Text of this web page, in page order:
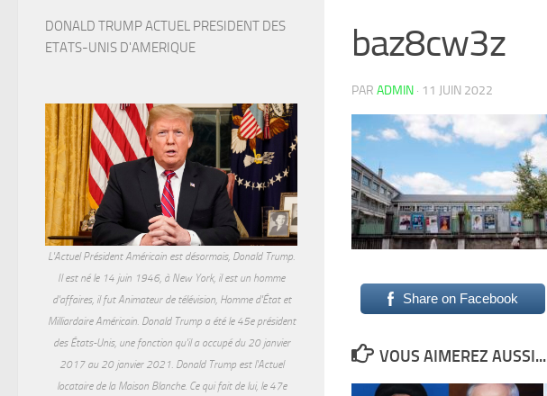
baz8cw3z
PAR ADMIN · 11 JUIN 2022
Share on Facebook
VOUS AIMEREZ AUSSI...
DONALD TRUMP ACTUEL PRESIDENT DES
ETATS-UNIS D'AMERIQUE
L'Actuel Président Américain est désormais, Donald Trump.
Il est né le 14 juin 1946, à New York, il est un homme
d'affaires, il fut Animateur de télévision, Homme d'État et
Milliardaire Américain. Donald Trump a été le 45e président
des États-Unis, une fonction qu'il a occupé du 20 janvier
2017 au 20 janvier 2021. Donald Trump est l'Actuel
locataire de la Maison Blanche. Ce qui fait de lui, le 47e